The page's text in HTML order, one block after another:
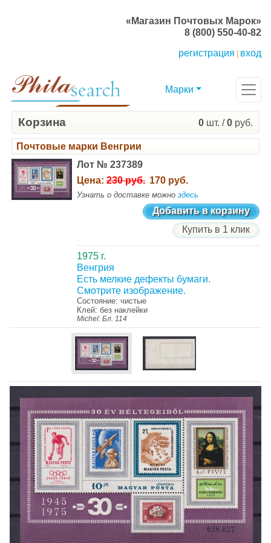
«Магазин Почтовых Марок»
8 (800) 550-40-82
регистрация
вход
Марки
Корзина 0 шт. /0 руб.
Почтовые марки Венгрии
Лот № 237389
Цена: 230 руб. 170 руб.
Узнать о доставке можно здесь
Добавить в корзину
Купить в 1 клик
1975 г.
Венгрия
Есть мелкие дефекты бумаги.
Смотрите изображение.
Состояние: чистые
Клей: без наклейки
Michel: Бл. 114